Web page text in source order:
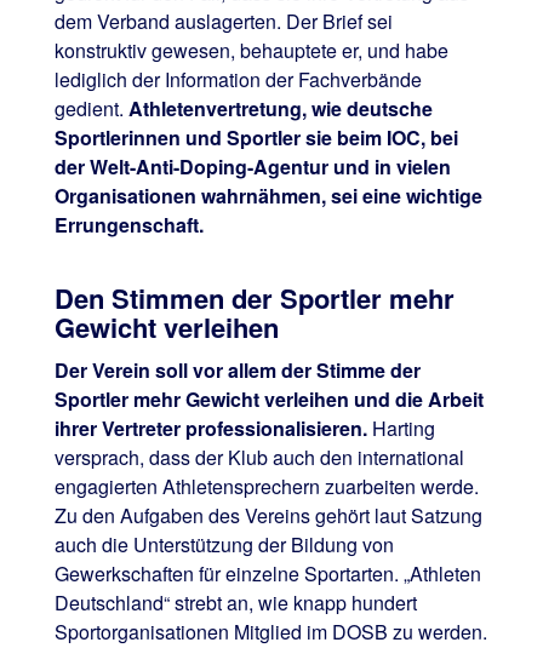
dem Verband auslagerten. Der Brief sei
konstruktiv gewesen, behauptete er, und habe
lediglich der Information der Fachverbände
gedient. Athletenvertretung, wie deutsche
Sportlerinnen und Sportler sie beim IOC, bei
der Welt-Anti-Doping-Agentur und in vielen
Organisationen wahrnähmen, sei eine wichtige
Errungenschaft.
Den Stimmen der Sportler mehr
Gewicht verleihen
Der Verein soll vor allem der Stimme der
Sportler mehr Gewicht verleihen und die Arbeit
ihrer Vertreter professionalisieren.Harting
versprach, dass der Klub auch den international
engagierten Athletensprechern zuarbeiten werde.
Zu den Aufgaben des Vereins gehört laut Satzung
auch die Unterstützung der Bildung von
Gewerkschaften für einzelne Sportarten. „Athleten
Deutschland“ strebt an, wie knapp hundert
Sportorganisationen Mitglied im DOSB zu werden.